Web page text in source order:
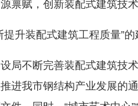
禀赋，创新装配式建筑技
升装配式建筑工程质量”的
不断完善装配式建筑技术
进我市钢结构产业发展的